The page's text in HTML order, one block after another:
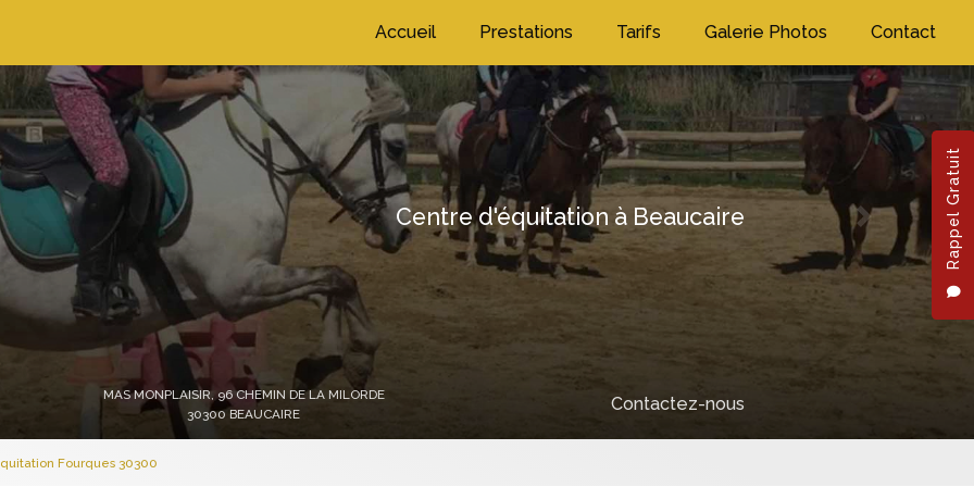
Rappel Gratuit
Accueil Prestations Tarifs Galerie Photos Contact
Centre d'équitation à Beaucaire
MAS MONPLAISIR, 96 CHEMIN DE LA MILORDE
30300 BEAUCAIRE
Contactez-nous
Next
Fourques 30300